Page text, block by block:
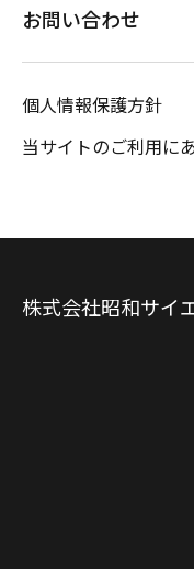
お問い合わせ
個人情報保護方針
当サイトのご利用に
株式会社昭和サイ